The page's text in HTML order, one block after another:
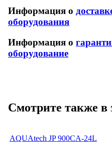
Информация о
оборудования
Информация о
оборудование
Смотрите также в
AQUAtech JP 900CA-24L